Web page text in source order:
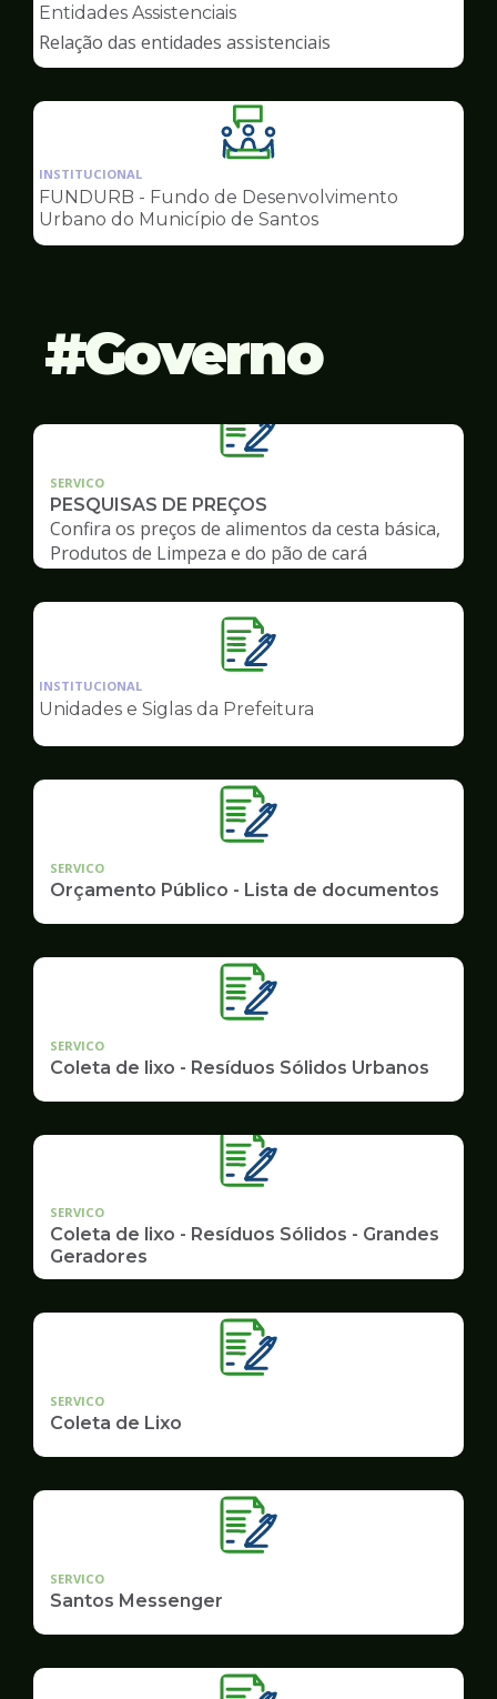
de
Conselhos
Entidades Assistenciais
Relação das entidades assistenciais
Ilustração
da
pagina
de
Conselhos
INSTITUCIONAL
FUNDURB - Fundo de Desenvolvimento
Urbano do Município de Santos
Governo
SERVICO
PESQUISAS DE PREÇOS
Confira os preços de alimentos da cesta básica,
Produtos de Limpeza e do pão de cará
Ilustração
da
pagina
Governo
INSTITUCIONAL
Unidades e Siglas da Prefeitura
SERVICO
Orçamento Público - Lista de documentos
SERVICO
Coleta de lixo - Resíduos Sólidos Urbanos
SERVICO
Coleta de lixo - Resíduos Sólidos - Grandes
Geradores
SERVICO
Coleta de Lixo
SERVICO
Santos Messenger